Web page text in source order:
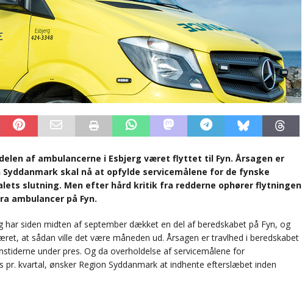
af ambulancerne i Esbjerg været flyttet til Fyn. Årsagen er
skal nå at opfylde servicemålene for de fynske
slutning. Men efter hård kritik fra redderne ophører flytningen
ambulancer på Fyn.
har siden midten af september dækket en del af beredskabet på Fyn, og
at sådan ville det være måneden ud. Årsagen er travlhed i beredskabet
under pres. Og da overholdelse af servicemålene for
pr. kvartal, ønsker Region Syddanmark at indhente efterslæbet inden